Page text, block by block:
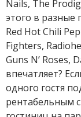
Nails, The
этого в разные
Red Hot Chili
Fighters,
Guns N’ Roses,
впечатляет?
одного гостя
рентабельным